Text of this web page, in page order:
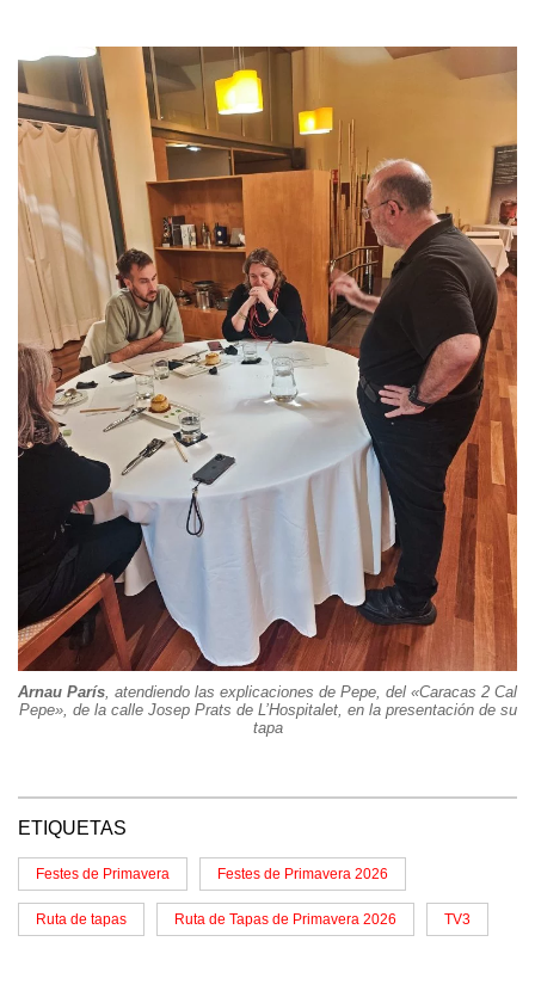
Arnau París , atendiendo las explicaciones de Pepe, del «Caracas 2 Cal
Pepe», de la calle Josep Prats de L’Hospitalet, en la presentación de su
tapa
ETIQUETAS
Festes de Primavera Festes de Primavera 2026
Ruta de tapas Ruta de Tapas de Primavera 2026 TV3